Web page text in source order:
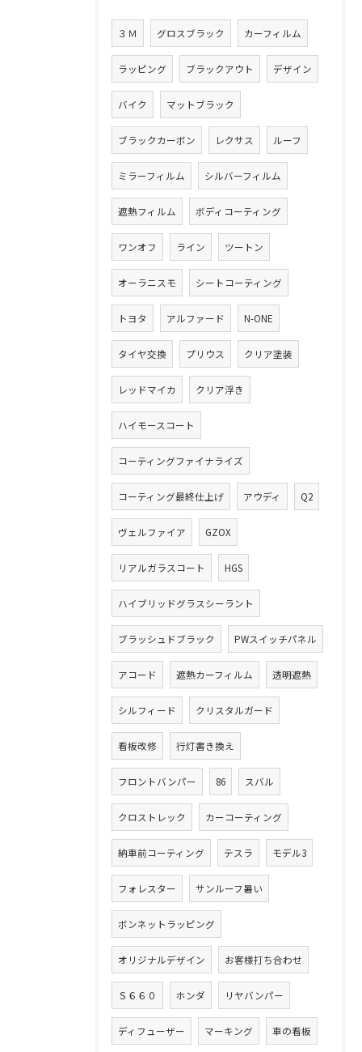
３Ｍ グロスブラック カーフィルム
ラッピング ブラックアウト デザイン
バイク マットブラック
ブラックカーボン レクサス ルーフ
ミラーフィルム シルバーフィルム
遮熱フィルム ボディコーティング
ワンオフ ライン ツートン
オーラニスモ シートコーティング
トヨタ アルファード N-ONE
タイヤ交換 プリウス クリア塗装
レッドマイカ クリア浮き
ハイモースコート
コーティングファイナライズ
コーティング最終仕上げ アウディ Q2
ヴェルファイア GZOX
リアルガラスコート HGS
ハイブリッドグラスシーラント
ブラッシュドブラック PWスイッチパネル
アコード 遮熱カーフィルム 透明遮熱
シルフィード クリスタルガード
看板改修 行灯書き換え
フロントバンパー 86 スバル
クロストレック カーコーティング
納車前コーティング テスラ モデル3
フォレスター サンルーフ暑い
ボンネットラッピング
オリジナルデザイン お客様打ち合わせ
Ｓ６６０ ホンダ リヤバンパー
ディフューザー マーキング 車の看板